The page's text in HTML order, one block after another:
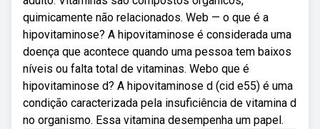
quimicamente não relacionados. Web — o que é a
hipovitaminose? A hipovitaminose é considerada uma
doença que acontece quando uma pessoa tem baixos
níveis ou falta total de vitaminas. Webo que é
hipovitaminose d? A hipovitaminose d (cid e55) é uma
condição caracterizada pela insuficiência de vitamina d
no organismo. Essa vitamina desempenha um papel.